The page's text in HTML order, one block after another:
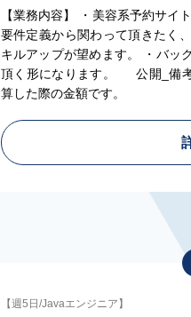
【業務内容】 ・美容系予約サイ
要件定義から関わって頂きたく
キルアップが望めます。 ・バッ
頂く形になります。 公開_備
算した際の金額です。
【週5日/Javaエンジニア】